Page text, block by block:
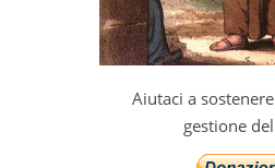
Aiutaci a
gestione